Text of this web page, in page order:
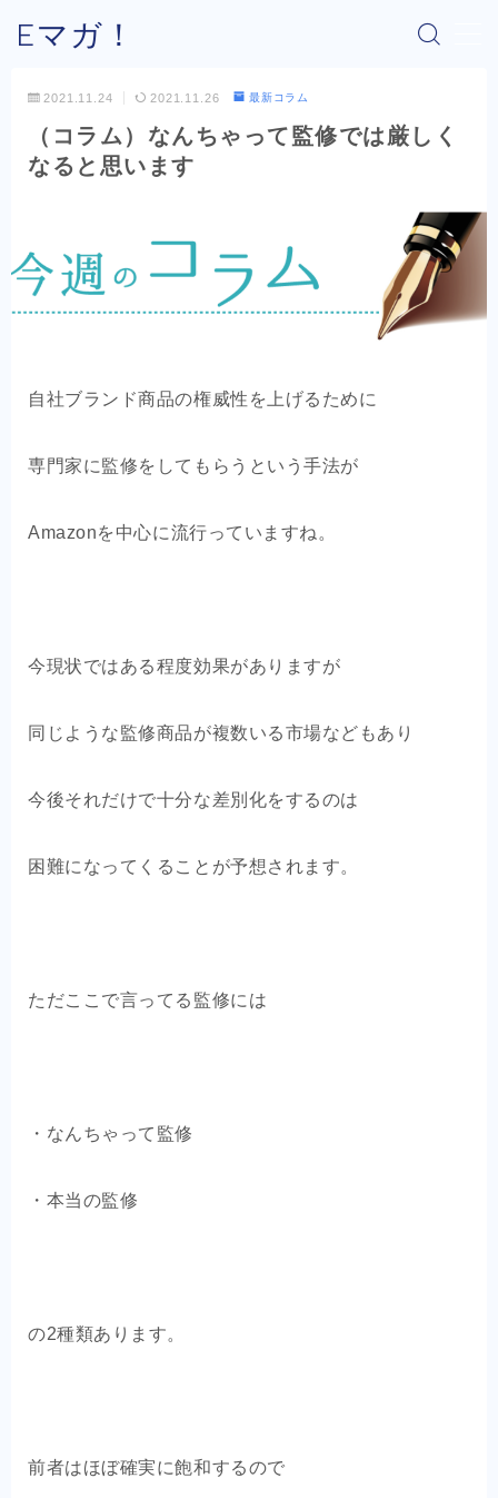
Eマガ！
Eマガ！とは？
公式メルマガ
OEM商品×Yahoo!
OEM商品×楽天
2021.11.24 2021.11.26 最新コラム
（コラム）なんちゃって監修では厳しく
なると思います
自社ブランド商品の権威性を上げるために
専門家に監修をしてもらうという手法が
Amazonを中心に流行っていますね。
今現状ではある程度効果がありますが
同じような監修商品が複数いる市場などもあり
今後それだけで十分な差別化をするのは
困難になってくることが予想されます。
ただここで言ってる監修には
・なんちゃって監修
・本当の監修
の2種類あります。
前者はほぼ確実に飽和するので